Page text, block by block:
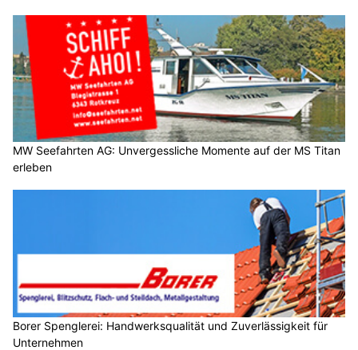
MW Seefahrten AG: Unvergessliche Momente auf der MS Titan
erleben
Borer Spenglerei: Handwerksqualität und Zuverlässigkeit für
Unternehmen